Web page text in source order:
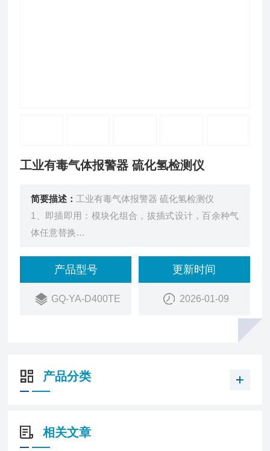
工业有毒气体报警器 硫化氢检测仪
简要描述： 工业有毒气体报警器 硫化氢检测仪
1、即插即用：模块化组合，拔插式设计，百余种气
体任意替换
全隐患及时发现
3、免校准模组：免校准传感器模组，可直接替换，
无需重新标气
4、寿命自动检测：传感器寿命自动检测，到期提示
检测更灵敏，数据更准确
6、双环境防爆：符合气体+粉尘防爆双标准
产品型号
GQ-YA-D400TE
更新时间
2026-01-09
产品分类
相关文章